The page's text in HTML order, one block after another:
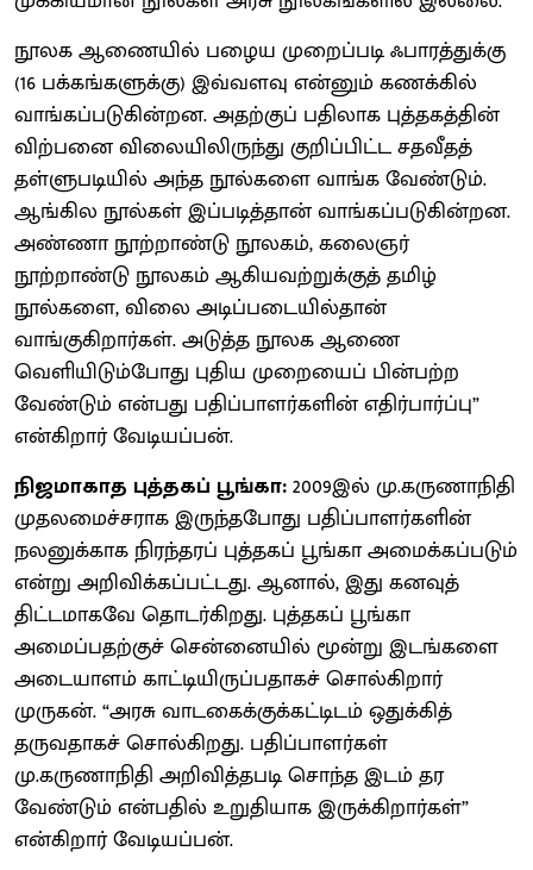
நூலக ஆணையில் பழைய முறைப்படி ஃபாரத்துக்கு
(16 பக்கங்களுக்கு) இவ்வளவு என்னும் கணக்கில்
வாங்கப்படுகின்றன. அதற்குப் பதிலாக புத்தகத்தின்
விற்பனை விலையிலிருந்து குறிப்பிட்ட சதவீதத்
தள்ளுபடியில் அந்த நூல்களை வாங்க வேண்டும்.
ஆங்கில நூல்கள் இப்படித்தான் வாங்கப்படுகின்றன.
அண்ணா நூற்றாண்டு நூலகம், கலைஞர்
நூற்றாண்டு நூலகம் ஆகியவற்றுக்குத் தமிழ்
நூல்களை, விலை அடிப்படையில்தான்
வாங்குகிறார்கள். அடுத்த நூலக ஆணை
வெளியிடும்போது புதிய முறையைப் பின்பற்ற
வேண்டும் என்பது பதிப்பாளர்களின் எதிர்பார்ப்பு”
என்கிறார் வேடியப்பன்.
நிஜமாகாத புத்தகப் பூங்கா:2009இல் மு.கருணாநிதி
முதலமைச்சராக இருந்தபோது பதிப்பாளர்களின்
நலனுக்காக நிரந்தரப் புத்தகப் பூங்கா அமைக்கப்படும்
என்று அறிவிக்கப்பட்டது. ஆனால், இது கனவுத்
திட்டமாகவே தொடர்கிறது. புத்தகப் பூங்கா
அமைப்பதற்குச் சென்னையில் மூன்று இடங்களை
அடையாளம் காட்டியிருப்பதாகச் சொல்கிறார்
முருகன். “அரசு வாடகைக்குக்கட்டிடம் ஒதுக்கித்
தருவதாகச் சொல்கிறது. பதிப்பாளர்கள்
மு.கருணாநிதி அறிவித்தபடி சொந்த இடம் தர
வேண்டும் என்பதில் உறுதியாக இருக்கிறார்கள்”
என்கிறார் வேடியப்பன்.